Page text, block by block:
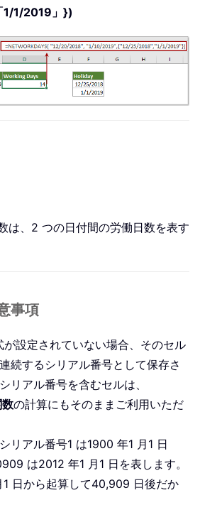
1/2019」})
は、2 つの日付間の労働日数を表す
事項
が設定されていない場合、そのセル
続するシリアル番号として保存さ
リアル番号を含むセルは、
の計算にもそのままご利用いただ
リアル番号1 は1900 年1 月1 日
は2012 年1 月1 日を表します。
1 日から起算して40,909 日後だか